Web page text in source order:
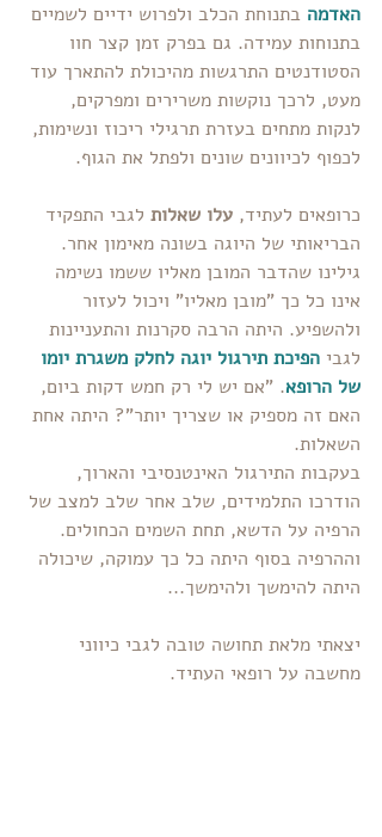
האדמה בתנוחת הכלב ולפרוש ידיים לשמיים
בתנוחות עמידה. גם בפרק זמן קצר חוו
הסטודנטים התרגשות מהיכולת להתארך עוד
מעט, לרכך נוקשות משרירים ומפרקים,
לנקות מתחים בעזרת תרגילי ריכוז ונשימות,
לכפוף לכיוונים שונים ולפתל את הגוף.
כרופאים לעתיד, עלו שאלות לגבי התפקיד
הבריאותי של היוגה בשונה מאימון אחר.
גילינו שהדבר המובן מאליו ששמו נשימה
אינו כל כך "מובן מאליו" ויכול לעזור
ולהשפיע. היתה הרבה סקרנות והתעניינות
לגבי הפיכת תירגול יוגה לחלק משגרת יומו
של הרופא. "אם יש לי רק חמש דקות ביום,
האם זה מספיק או שצריך יותר"? היתה אחת
השאלות.
בעקבות התירגול האינטנסיבי והארוך,
הודרכו התלמידים, שלב אחר שלב למצב של
הרפיה על הדשא, תחת השמים הכחולים.
וההרפיה בסוף היתה כל כך עמוקה, שיכולה
היתה להימשך ולהימשך...
יצאתי מלאת תחושה טובה לגבי כיווני
מחשבה על רופאי העתיד.